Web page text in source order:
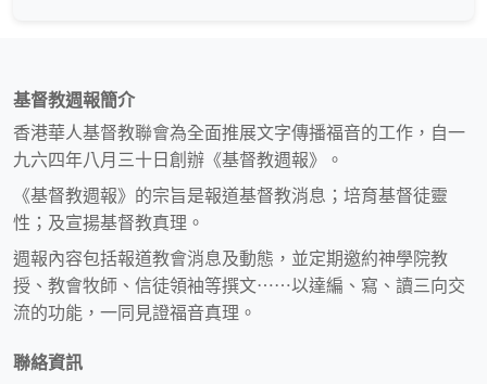
基督教週報簡介
香港華人基督教聯會為全面推展文字傳播福音的工作，自一
九六四年八月三十日創辦《基督教週報》。
《基督教週報》的宗旨是報道基督教消息；培育基督徒靈
性；及宣揚基督教真理。
週報內容包括報道教會消息及動態，並定期邀約神學院教
授、教會牧師、信徒領袖等撰文⋯⋯以達編、寫、讀三向交
流的功能，一同見證福音真理。
聯絡資訊